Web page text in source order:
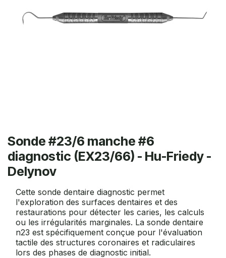
Sonde #23/6 manche #6
diagnostic (EX23/66) - Hu-Friedy -
Delynov
Cette sonde dentaire diagnostic permet
l'exploration des surfaces dentaires et des
restaurations pour détecter les caries, les calculs
ou les irrégularités marginales. La sonde dentaire
n23 est spécifiquement conçue pour l'évaluation
tactile des structures coronaires et radiculaires
lors des phases de diagnostic initial.